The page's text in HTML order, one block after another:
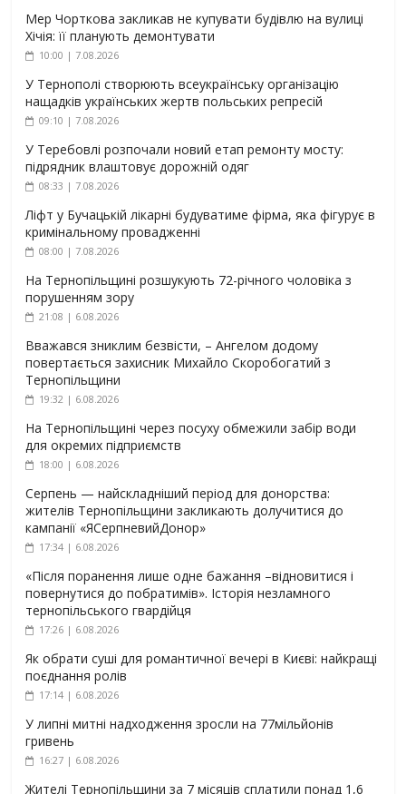
Мер Чорткова закликав не купувати будівлю на вулиці
Хічія: її планують демонтувати
10:00 | 7.08.2026
У Тернополі створюють всеукраїнську організацію
нащадків українських жертв польських репресій
09:10 | 7.08.2026
У Теребовлі розпочали новий етап ремонту мосту:
підрядник влаштовує дорожній одяг
08:33 | 7.08.2026
Ліфт у Бучацькій лікарні будуватиме фірма, яка фігурує в
кримінальному провадженні
08:00 | 7.08.2026
На Тернопільщині розшукують 72-річного чоловіка з
порушенням зору
21:08 | 6.08.2026
Вважався зниклим безвісти, – Ангелом додому
повертається захисник Михайло Скоробогатий з
Тернопільщини
19:32 | 6.08.2026
На Тернопільщині через посуху обмежили забір води
для окремих підприємств
18:00 | 6.08.2026
Серпень — найскладніший період для донорства:
жителів Тернопільщини закликають долучитися до
кампанії «ЯСерпневийДонор»
17:34 | 6.08.2026
«Після поранення лише одне бажання –відновитися і
повернутися до побратимів». Історія незламного
тернопільського гвардійця
17:26 | 6.08.2026
Як обрати суші для романтичної вечері в Києві: найкращі
поєднання ролів
17:14 | 6.08.2026
У липні митні надходження зросли на 77мільйонів
гривень
16:27 | 6.08.2026
Жителі Тернопільщини за 7 місяців сплатили понад 1,6